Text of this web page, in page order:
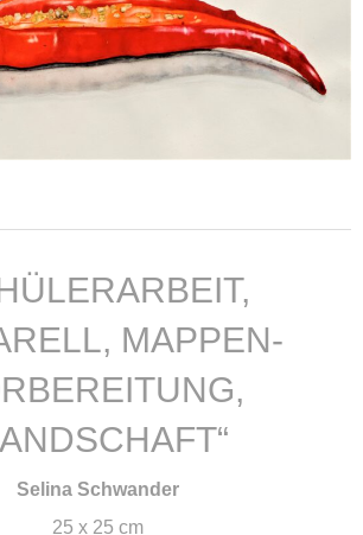
MAPPEN-
Selina Schwander
25 x 25 cm